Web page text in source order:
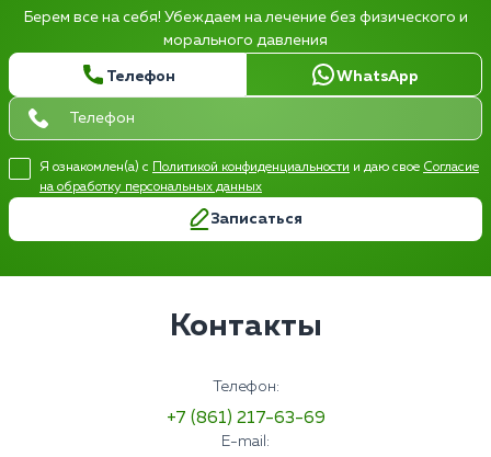
Берем все на себя! Убеждаем на лечение без физического и
морального давления
Телефон WhatsApp
Я ознакомлен(а) с Политикой конфиденциальности и даю свое Согласие
на обработку персональных данных
Записаться
Контакты
Телефон:
+7 (861) 217-63-69
E-mail: